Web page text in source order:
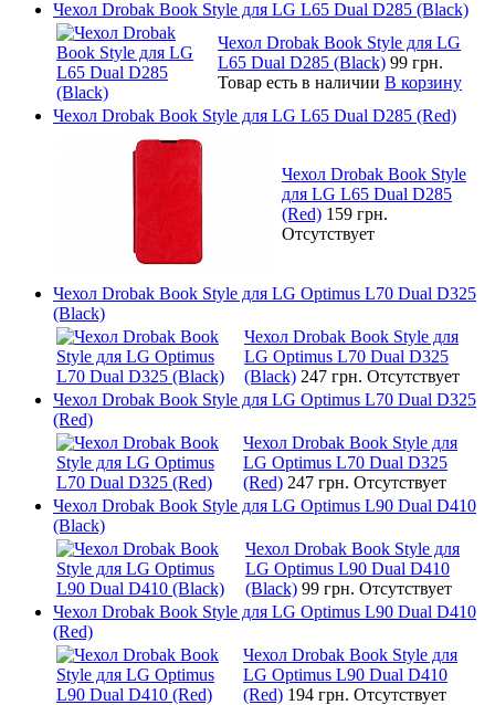
Чехол Drobak Book Style для LG L65 Dual D285 (Black)
Чехол Drobak Book Style для LG
L65 Dual D285 (Black) 99 грн.
Товар есть в наличии В корзину
Чехол Drobak Book Style для LG L65 Dual D285 (Red)
Чехол Drobak Book Style
для LG L65 Dual D285
(Red) 159 грн.
Отсутствует
Чехол Drobak Book Style для LG Optimus L70 Dual D325
(Black)
Чехол Drobak Book Style для
LG Optimus L70 Dual D325
(Black) 247 грн. Отсутствует
Чехол Drobak Book Style для LG Optimus L70 Dual D325
(Red)
Чехол Drobak Book Style для
LG Optimus L70 Dual D325
(Red) 247 грн. Отсутствует
Чехол Drobak Book Style для LG Optimus L90 Dual D410
(Black)
Чехол Drobak Book Style для
LG Optimus L90 Dual D410
(Black) 99 грн. Отсутствует
Чехол Drobak Book Style для LG Optimus L90 Dual D410
(Red)
Чехол Drobak Book Style для
LG Optimus L90 Dual D410
(Red) 194 грн. Отсутствует